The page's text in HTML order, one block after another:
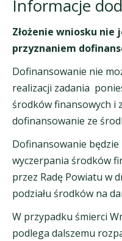
Informacje
Złożenie wniosku nie
przyznaniem
Dofinansowanie nie
realizacji zadania
środków finansowych i
dofinansowanie ze
Dofinansowanie
wyczerpania środków
przez Radę Powiatu w
podziału środków na
W przypadku śmierci
podlega dalszemu